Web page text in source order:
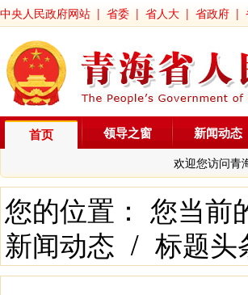
中央人民政府网站 | 省委 | 省人大 | 省政府 |
首页
欢迎您访问青
领导之窗 新闻动态
您的位置： 您当前
新闻动态 / 标题头